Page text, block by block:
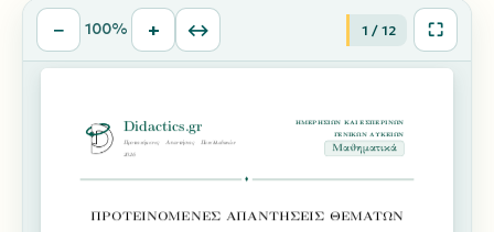
− 100% + ↔ 1 / 12 ⛶